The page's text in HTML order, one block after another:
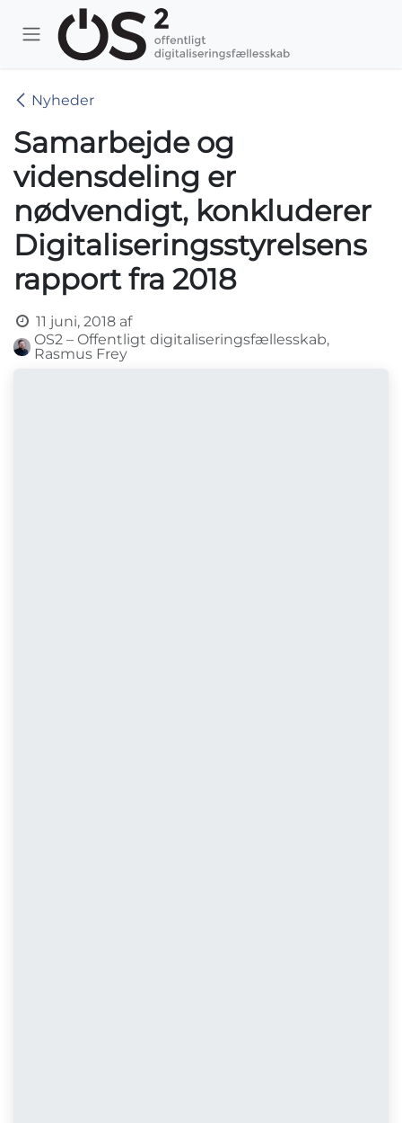
Skip to Content
Nyheder
Samarbejde og
vidensdeling er
nødvendigt, konkluderer
Digitaliseringsstyrelsens
rapport fra 2018
11 juni, 2018 af
OS2 – Offentligt digitaliseringsfællesskab,
Rasmus Frey